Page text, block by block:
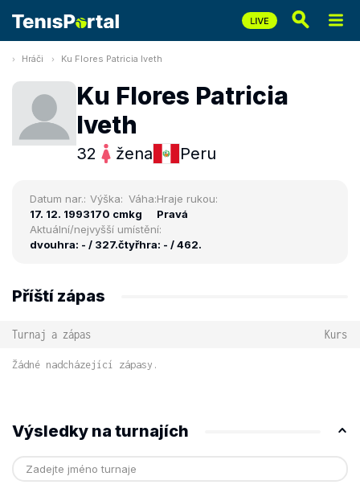
Hráči Ku Flores Patricia Iveth
Ku Flores Patricia
Iveth
32 žena Peru
Datum nar.:
17. 12. 1993
Výška:
170 cm
Váha:
kg
Hraje rukou:
Pravá
Aktuální/nejvyšší umístění:
dvouhra: - / 327.čtyřhra: - / 462.
Příští zápas
Turnaj a zápas Kurs
Žádné nadcházející zápasy.
Výsledky na turnajích